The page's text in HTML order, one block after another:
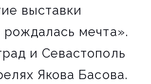
выставки
рождалась мечта».
и Севастополь
Якова Басова.